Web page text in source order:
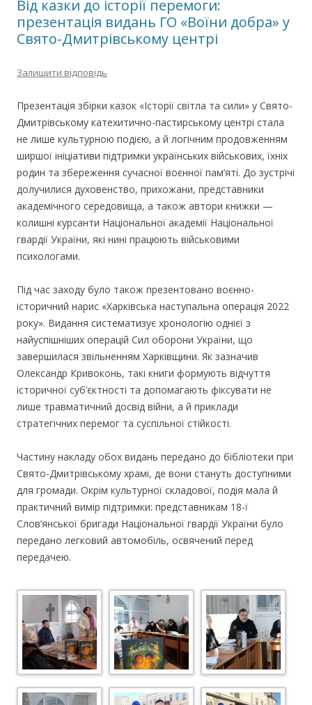
Від казки до історії перемоги:
презентація видань ГО «Воїни добра» у
Свято-Дмитрівському центрі
Залишити відповідь
Презентація збірки казок «Історії світла та сили» у Свято-
Дмитрівському катехитично-пастирському центрі стала
не лише культурною подією, а й логічним продовженням
ширшої ініціативи підтримки українських військових, їхніх
родин та збереження сучасної воєнної пам’яті. До зустрічі
долучилися духовенство, прихожани, представники
академічного середовища, а також автори книжки —
колишні курсанти Національної академії Національної
гвардії України, які нині працюють військовими
психологами.
Під час заходу було також презентовано воєнно-
історичний нарис «Харківська наступальна операція 2022
року». Видання систематизує хронологію однієї з
найуспішніших операцій Сил оборони України, що
завершилася звільненням Харківщини. Як зазначив
Олександр Кривоконь, такі книги формують відчуття
історичної суб’єктності та допомагають фіксувати не
лише травматичний досвід війни, а й приклади
стратегічних перемог та суспільної стійкості.
Частину накладу обох видань передано до бібліотеки при
Свято-Дмитрівському храмі, де вони стануть доступними
для громади. Окрім культурної складової, подія мала й
практичний вимір підтримки: представникам 18-ї
Слов’янської бригади Національної гвардії України було
передано легковий автомобіль, освячений перед
передачею.